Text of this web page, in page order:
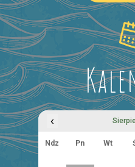
‹
Ndz Pn Wt